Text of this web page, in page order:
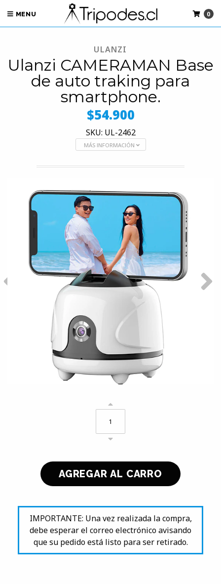
MENU 0
ULANZI
Ulanzi CAMERAMAN Base
de auto traking para
smartphone.
$54.900
SKU: UL-2462
MÁS INFORMACIÓN
IMPORTANTE: Una vez realizada la compra,
debe esperar el correo electrónico avisando
que su pedido está listo para ser retirado.